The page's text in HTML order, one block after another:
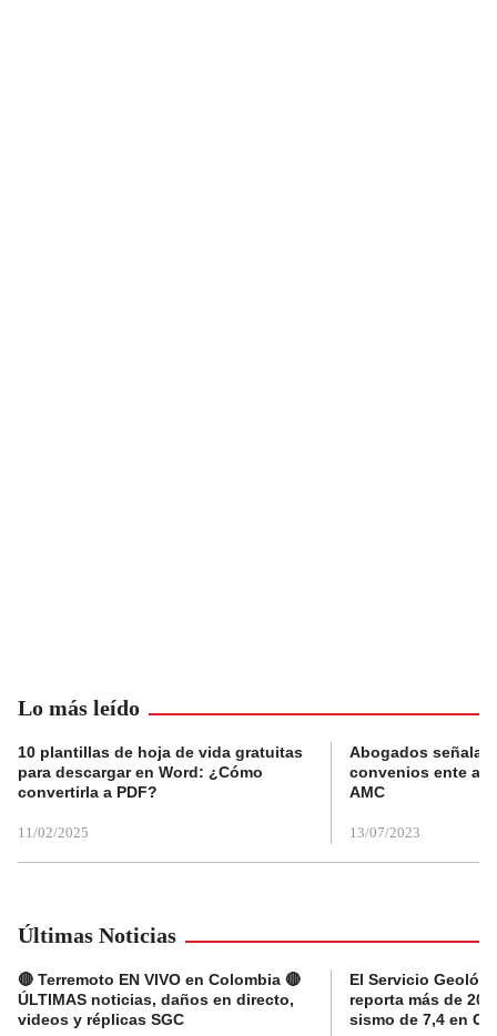
Lo más leído
10 plantillas de hoja de vida gratuitas
para descargar en Word: ¿Cómo
convertirla a PDF?
11/02/2025
Abogados
convenios ente
AMC
13/07/2023
Últimas Noticias
🔴 Terremoto EN VIVO en Colombia 🔴
ÚLTIMAS noticias, daños en directo,
videos y réplicas SGC
El Servicio
reporta más de 20
sismo de 7,4 en